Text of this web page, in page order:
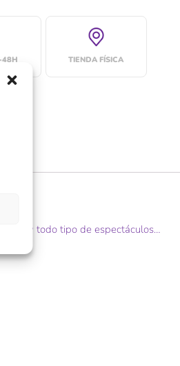
48H TIENDA FÍSICA
y todo tipo de espectáculos…